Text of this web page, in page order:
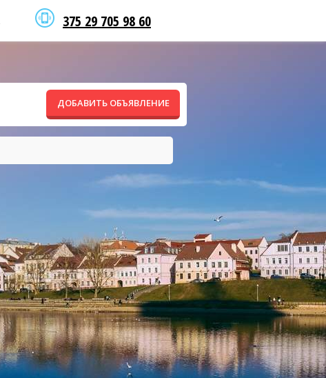
375 29 705 98 60
ДОБАВИТЬ ОБЪЯВЛЕНИЕ